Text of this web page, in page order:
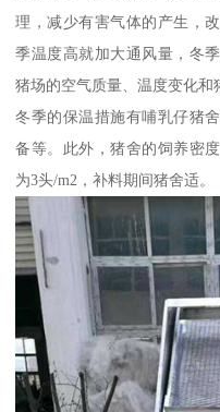
理，减少有害气体的产生，
季温度高就加大通风量，冬
猪场的空气质量、温度变化和
冬季的保温措施有哺乳仔猪
备等。此外，猪舍的饲养密
为3头/m2，补料期间猪舍适。